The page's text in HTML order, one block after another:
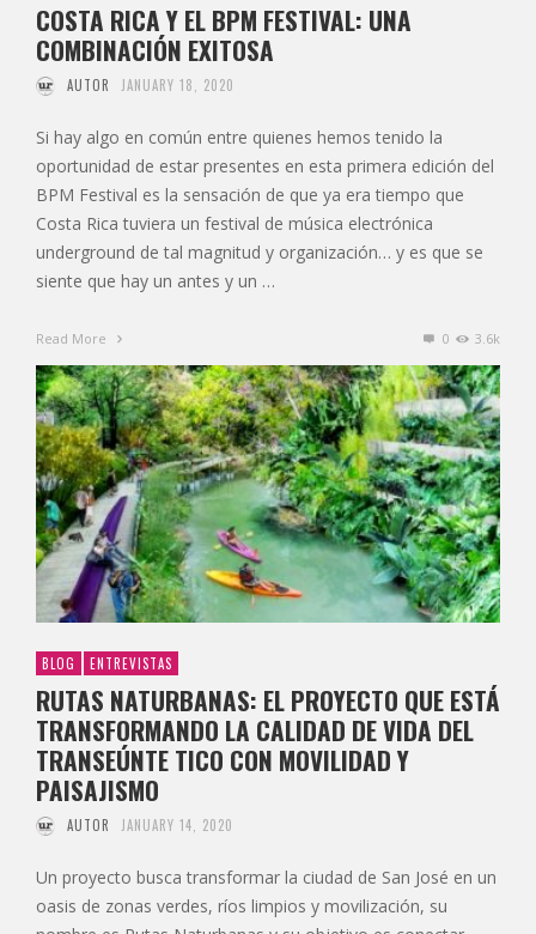
COSTA RICA Y EL BPM FESTIVAL: UNA
COMBINACIÓN EXITOSA
AUTOR JANUARY 18, 2020
Si hay algo en común entre quienes hemos tenido la
oportunidad de estar presentes en esta primera edición del
BPM Festival es la sensación de que ya era tiempo que
Costa Rica tuviera un festival de música electrónica
underground de tal magnitud y organización… y es que se
siente que hay un antes y un …
Read More 0 3.6k
BLOG ENTREVISTAS
RUTAS NATURBANAS: EL PROYECTO QUE ESTÁ
TRANSFORMANDO LA CALIDAD DE VIDA DEL
TRANSEÚNTE TICO CON MOVILIDAD Y
PAISAJISMO
AUTOR JANUARY 14, 2020
Un proyecto busca transformar la ciudad de San José en un
oasis de zonas verdes, ríos limpios y movilización, su